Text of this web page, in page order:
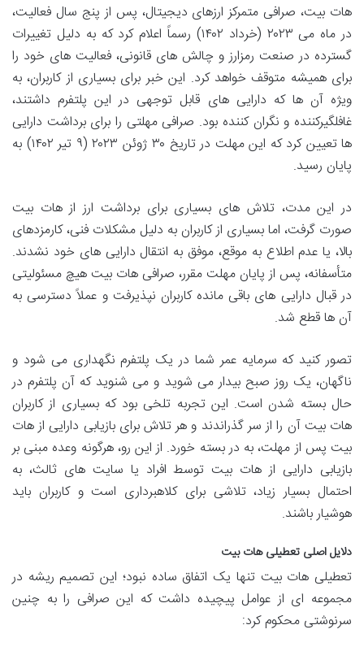
هات بیت، صرافی متمرکز ارزهای دیجیتال، پس از پنج سال فعالیت،
در ماه می ۲۰۲۳ (خرداد ۱۴۰۲) رسماً اعلام کرد که به دلیل تغییرات
گسترده در صنعت رمزارز و چالش های قانونی، فعالیت های خود را
برای همیشه متوقف خواهد کرد. این خبر برای بسیاری از کاربران، به
ویژه آن ها که دارایی های قابل توجهی در این پلتفرم داشتند،
غافلگیرکننده و نگران کننده بود. صرافی مهلتی را برای برداشت دارایی
ها تعیین کرد که این مهلت در تاریخ ۳۰ ژوئن ۲۰۲۳ (۹ تیر ۱۴۰۲) به
پایان رسید.
در این مدت، تلاش های بسیاری برای برداشت ارز از هات بیت
صورت گرفت، اما بسیاری از کاربران به دلیل مشکلات فنی، کارمزدهای
بالا، یا عدم اطلاع به موقع، موفق به انتقال دارایی های خود نشدند.
متأسفانه، پس از پایان مهلت مقرر، صرافی هات بیت هیچ مسئولیتی
در قبال دارایی های باقی مانده کاربران نپذیرفت و عملاً دسترسی به
آن ها قطع شد.
تصور کنید که سرمایه عمر شما در یک پلتفرم نگهداری می شود و
ناگهان، یک روز صبح بیدار می شوید و می شنوید که آن پلتفرم در
حال بسته شدن است. این تجربه تلخی بود که بسیاری از کاربران
هات بیت آن را از سر گذراندند و هر تلاش برای بازیابی دارایی از هات
بیت پس از مهلت، به در بسته خورد. از این رو، هرگونه وعده مبنی بر
بازیابی دارایی از هات بیت توسط افراد یا سایت های ثالث، به
احتمال بسیار زیاد، تلاشی برای کلاهبرداری است و کاربران باید
هوشیار باشند.
دلایل اصلی تعطیلی هات بیت
تعطیلی هات بیت تنها یک اتفاق ساده نبود؛ این تصمیم ریشه در
مجموعه ای از عوامل پیچیده داشت که این صرافی را به چنین
سرنوشتی محکوم کرد: